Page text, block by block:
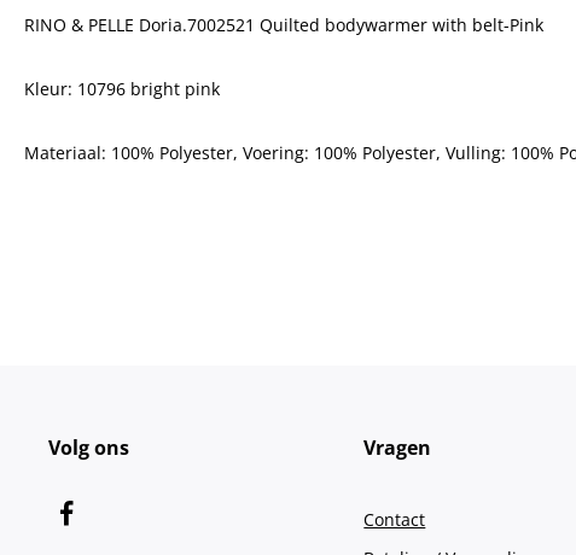
RINO & PELLE Doria.7002521 Quilted bodywarmer with belt-Pink
Kleur: 10796 bright pink
Materiaal: 100% Polyester, Voering: 100% Polyester, Vulling: 100%
Volg ons Vragen
Contact